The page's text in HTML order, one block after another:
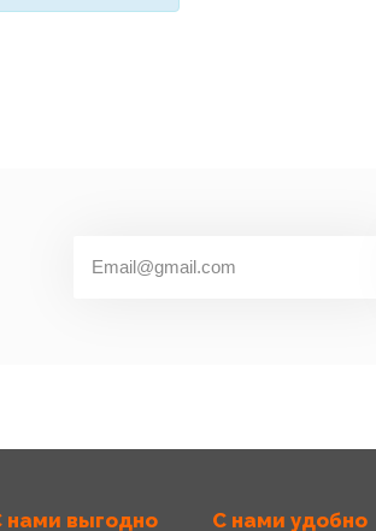
нами выгодно С нами удобно